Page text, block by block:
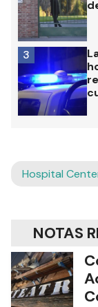
3
Hospital
NOTAS